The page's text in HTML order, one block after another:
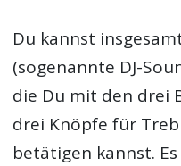
Du kannst
(sogenannte DJ-
die Du mit den drei
drei Knöpfe für
betätigen kannst.